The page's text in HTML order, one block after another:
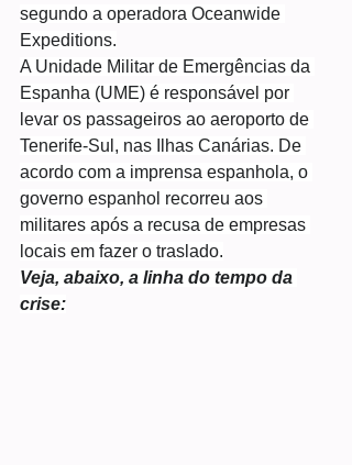
segundo a operadora Oceanwide
Expeditions.
A Unidade Militar de Emergências da
Espanha (UME) é responsável por
levar os passageiros ao aeroporto de
Tenerife-Sul, nas Ilhas Canárias. De
acordo com a imprensa espanhola, o
governo espanhol recorreu aos
militares após a recusa de empresas
locais em fazer o traslado.
Veja, abaixo, a linha do tempo da
crise: